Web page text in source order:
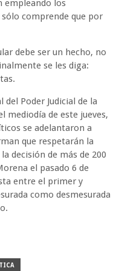
empleando los
comprende que por
debe ser un hecho, no
se les diga:
Poder Judicial de la
mediodía de este jueves,
se adelantaron a
que respetarán la
decisión de más de 200
el pasado 6 de
entre el primer y
como desmesurada